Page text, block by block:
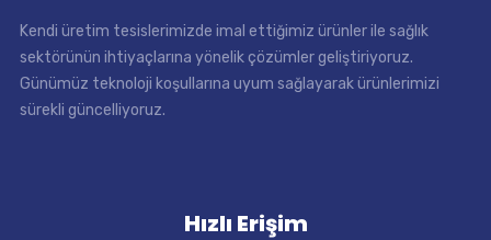
Kendi üretim tesislerimizde imal ettiğimiz ürünler ile sağlık
sektörünün ihtiyaçlarına yönelik çözümler geliştiriyoruz.
Günümüz teknoloji koşullarına uyum sağlayarak ürünlerimizi
sürekli güncelliyoruz.
Hızlı Erişim